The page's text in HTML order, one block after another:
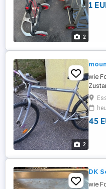
2
1
2
wie
45
DK
wie